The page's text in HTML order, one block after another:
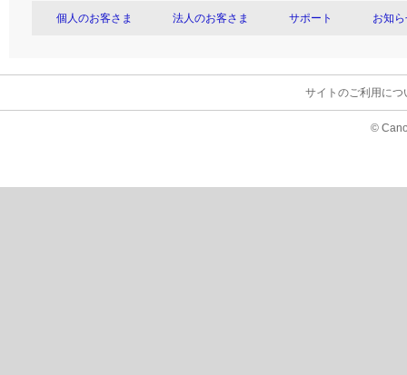
個人のお客さま 法人のお客さま サポート お知
サイトのご利用につ
©